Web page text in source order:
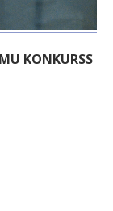
KONKURSS